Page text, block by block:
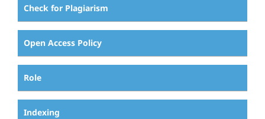
Check for Plagiarism
Open Access Policy
Role
Indexing